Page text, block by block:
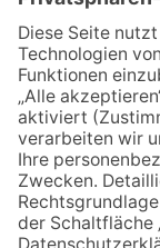
30.07.2026
06.08.2026
06.08.2026